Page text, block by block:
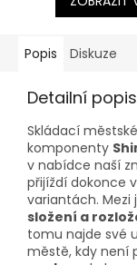
Popis Diskuze
Detailní
Skládací
komponenty
v nabídce naší
přijíždí dokonce
variantách.
složení a
tomu najde své
městě, kdy není